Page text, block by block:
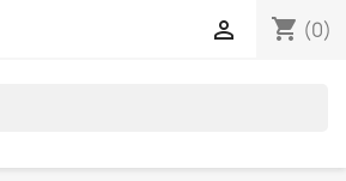
shopping_cart (0)
